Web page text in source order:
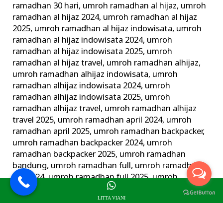
ramadhan 30 hari, umroh ramadhan al hijaz, umroh
ramadhan al hijaz 2024, umroh ramadhan al hijaz
2025, umroh ramadhan al hijaz indowisata, umroh
ramadhan al hijaz indowisata 2024, umroh
ramadhan al hijaz indowisata 2025, umroh
ramadhan al hijaz travel, umroh ramadhan alhijaz,
umroh ramadhan alhijaz indowisata, umroh
ramadhan alhijaz indowisata 2024, umroh
ramadhan alhijaz indowisata 2025, umroh
ramadhan alhijaz travel, umroh ramadhan alhijaz
travel 2025, umroh ramadhan april 2024, umroh
ramadhan april 2025, umroh ramadhan backpacker,
umroh ramadhan backpacker 2024, umroh
ramadhan backpacker 2025, umroh ramadhan
bandung, umroh ramadhan full, umroh ramadhan
full 2024,umroh ramadhan full 2025,umroh
ramadhan harga
umroh ramadhan hemat
umroh
umroh ramadhan juni 2024
LITTA VIANI